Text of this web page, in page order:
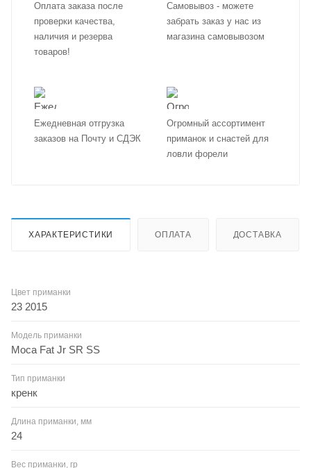
Оплата заказа после
проверки качества,
наличия и резерва
товаров!
Самовывоз - можете
забрать заказ у нас из
магазина самовывозом
Ежедневная отгрузка
заказов на Почту и СДЭК
Огромный ассортимент
приманок и снастей для
ловли форели
ХАРАКТЕРИСТИКИ ОПЛАТА ДОСТАВКА
Цвет приманки
23 2015
Модель приманки
Moca Fat Jr SR SS
Тип приманки
кренк
Длина приманки, мм
24
Вес приманки, гр